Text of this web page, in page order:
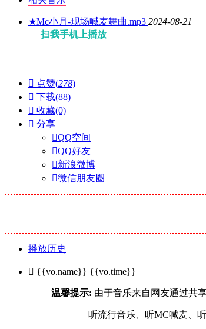
扫我手机上播放
★Mc小月-现场喊麦舞曲.mp3 2024-08-21
 点赞(278)
 下载(88)
 收藏(0)
 分享
QQ空间
QQ好友
新浪微博
微信朋友圈
播放历史
 {{vo.name}} {{vo.time}}
温馨提示: 由于音乐来自网友通过共
听流行音乐、听MC喊麦、